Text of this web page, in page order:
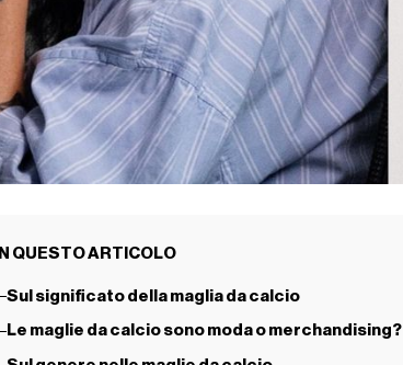
IN QUESTO ARTICOLO
Sul significato della maglia da calcio
Le maglie da calcio sono moda o merchandising?